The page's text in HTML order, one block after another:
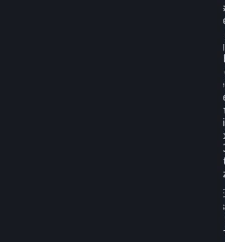
Über eine etwaige Änderung der
Höchstumsätze für Steam-Guthaben
Beachtung einer Ankündigungsfrist
vor dem Wirksamwerden der
Umstand, dass Sie Ihr Steam-
Zeitraum von mehr als dreißig (30)
Wirksamwerden der betreffenden
als Ihre Zustimmung zu den
Wenn Sie mit den Änderungen nicht
steht Ihnen als Abhilferecht
der Kündigung Ihres Steam-
Beendigung der Nutzung Ihres
Verfügung. Valve ist in diesem Fall
ein etwa noch vorhandenes Guthaben
Sie können Ihr Steam-Guthaben zum
Abonnements einsetzen, und zwar
Erwerbe, die Sie innerhalb von
soweit die Vornahme von Geschäften